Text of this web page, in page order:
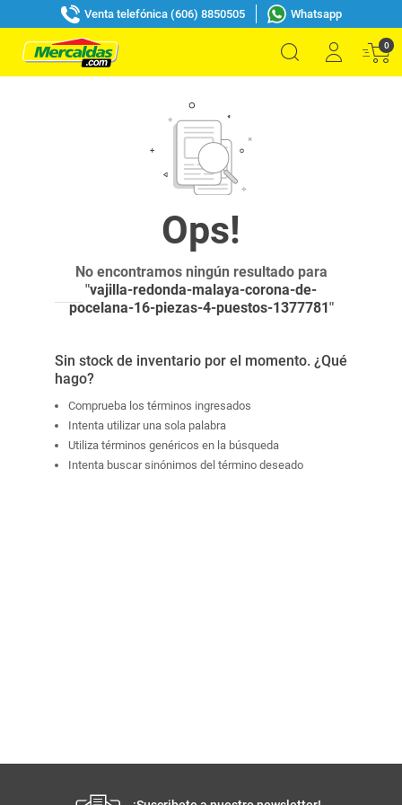
Venta telefónica (606) 8850505 Whatsapp
0
No encontramos ningún resultado para
"vajilla-redonda-malaya-corona-de-
pocelana-16-piezas-4-puestos-1377781"
Sin stock de inventario por el momento. ¿Qué
hago?
Comprueba los términos ingresados
Intenta utilizar una sola palabra
Utiliza términos genéricos en la búsqueda
Intenta buscar sinónimos del término deseado